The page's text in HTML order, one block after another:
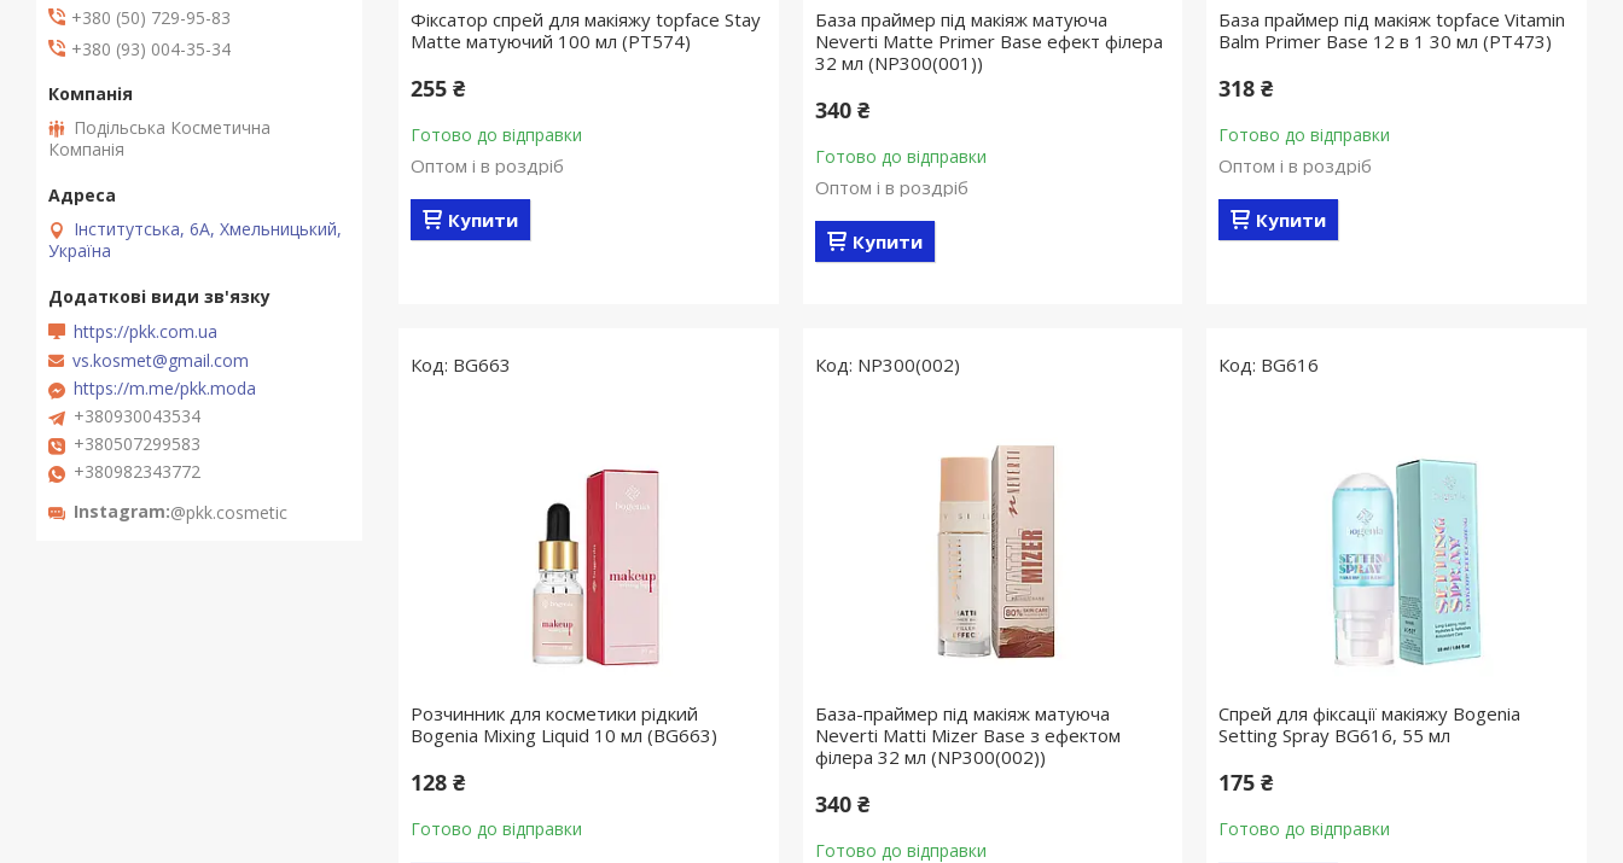
Фіксатор спрей для макіяжу topface Stay
Matte матуючий 100 мл (PT574)
255 ₴
Готово до відправки
Оптом і в роздріб
Купити
База праймер під макіяж матуюча
Neverti Matte Primer Base ефект філера
32 мл (NP300(001))
340 ₴
Готово до відправки
Оптом і в роздріб
Купити
База праймер під макіяж topface Vitamin
Balm Primer Base 12 в 1 30 мл (PT473)
318 ₴
Готово до відправки
Оптом і в роздріб
Купити
BG663
Розчинник для косметики рідкий
Bogenia Mixing Liquid 10 мл (BG663)
128 ₴
Готово до відправки
NP300(002)
База-праймер під макіяж матуюча
Neverti Matti Mizer Base з ефектом
філера 32 мл (NP300(002))
340 ₴
Готово до відправки
BG616
Спрей для фіксації макіяжу Bogenia
Setting Spray BG616, 55 мл
175 ₴
Готово до відправки
+380 (50) 729-95-83
+380 (93) 004-35-34
Подільська Косметична
Компанія
Інститутська, 6А, Хмельницький,
Україна
https://pkk.com.ua
vs.kosmet@gmail.com
https://m.me/pkk.moda
+380930043534
+380507299583
+380982343772
Instagram @pkk.cosmetic